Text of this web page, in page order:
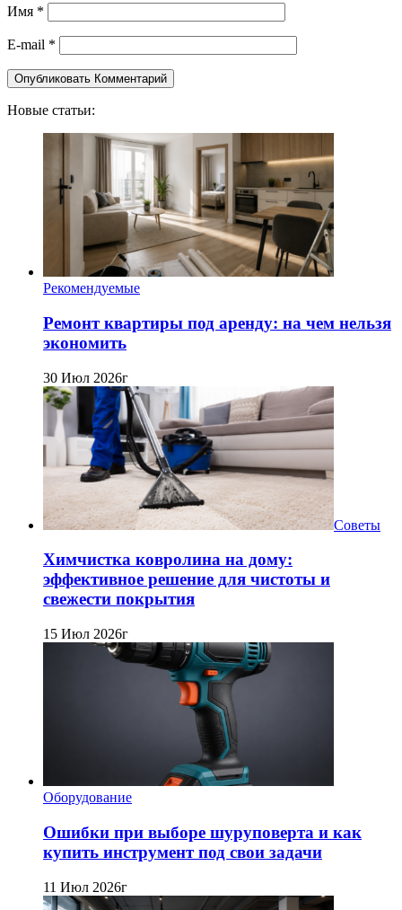
Имя *
E-mail *
Новые статьи:
Рекомендуемые
Ремонт квартиры под аренду: на чем нельзя
экономить
30 Июл 2026г
Советы
Химчистка ковролина на дому:
эффективное решение для чистоты и
свежести покрытия
15 Июл 2026г
Оборудование
Ошибки при выборе шуруповерта и как
купить инструмент под свои задачи
11 Июл 2026г